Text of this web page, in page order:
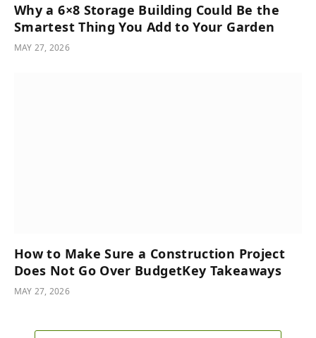
Why a 6×8 Storage Building Could Be the
Smartest Thing You Add to Your Garden
MAY 27, 2026
How to Make Sure a Construction Project
Does Not Go Over BudgetKey Takeaways
MAY 27, 2026